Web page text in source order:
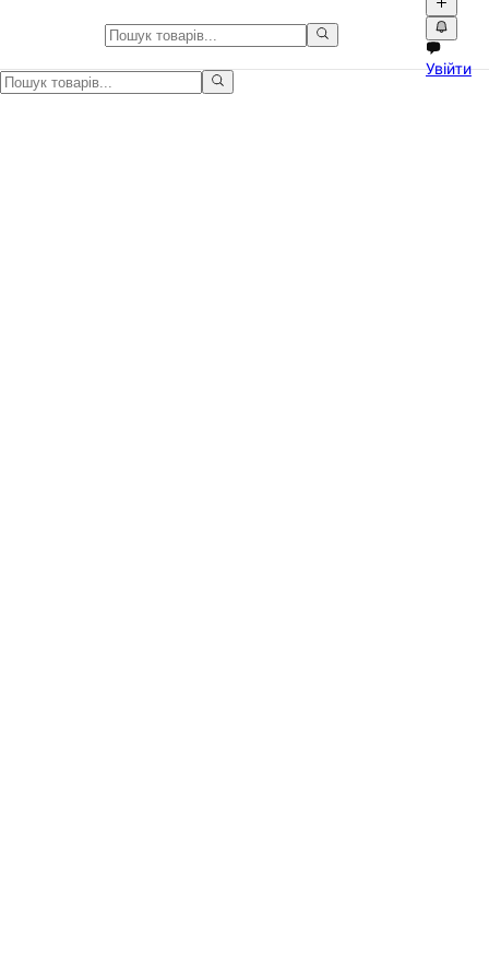
Продам веб-камеру для ПК
Продаю веб-камеру для комп'ютера. Чорного кольору, якість
Увійти